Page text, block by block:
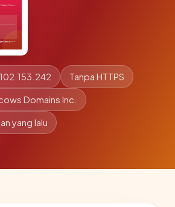
Tanpa HTTPS
Domains Inc.
yang lalu